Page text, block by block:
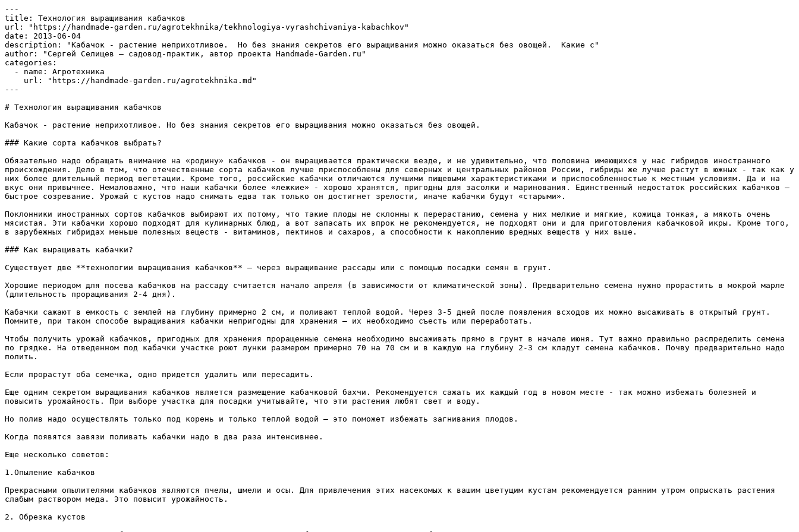
---
title: Технология выращивания кабачков
url: "https://handmade-garden.ru/agrotekhnika/tekhnologiya-vyrashchivaniya-kabachkov"
date: 2013-06-04
description: "Кабачок - растение неприхотливое.  Но без знания секретов его выращивания можно оказаться без овощей.  Какие с"
author: "Сергей Селищев — садовод-практик, автор проекта Handmade-Garden.ru"
categories:
---
# Технология выращивания кабачков
Кабачок - растение неприхотливое. Но без знания секретов его выращивания можно оказаться без овощей.
### Какие сорта кабачков выбрать?
Обязательно надо обращать внимание на «родину» кабачков - он выращивается практически везде, и не удивительно, что половина имеющихся у нас гибридов иностранного
происхождения. Дело в том, что отечественные сорта кабачков лучше приспособлены для северных и центральных районов России, гибриды же лучше растут в южных - так как у
них более длительный период вегетации. Кроме того, российские кабачки отличаются лучшими пищевыми характеристиками и приспособленностью к местным условиям. Да и на
вкус они привычнее. Немаловажно, что наши кабачки более «лежкие» - хорошо хранятся, пригодны для засолки и маринования. Единственный недостаток российских кабачков –
быстрое созревание. Урожай с кустов надо снимать едва так только он достигнет зрелости, иначе кабачки будут «старыми».
Поклонники иностранных сортов кабачков выбирают их потому, что такие плоды не склонны к перерастанию, семена у них мелкие и мягкие, кожица тонкая, а мякоть очень
мясистая. Эти кабачки хорошо подходят для кулинарных блюд, а вот запасать их впрок не рекомендуется, не подходят они и для приготовления кабачковой икры. Кроме того,
в зарубежных гибридах меньше полезных веществ - витаминов, пектинов и сахаров, а способности к накоплению вредных веществ у них выше.
### Как выращивать кабачки?
Существует две **технологии выращивания кабачков** – через выращивание рассады или с помощью посадки семян в грунт.
Хорошие периодом для посева кабачков на рассаду считается начало апреля (в зависимости от климатической зоны). Предварительно семена нужно прорастить в мокрой марле
(длительность проращивания 2-4 дня).
Кабачки сажают в емкость с землей на глубину примерно 2 см, и поливают теплой водой. Через 3-5 дней после появления всходов их можно высаживать в открытый грунт.
Помните, при таком способе выращивания кабачки непригодны для хранения – их необходимо съесть или переработать.
Чтобы получить урожай кабачков, пригодных для хранения проращенные семена необходимо высаживать прямо в грунт в начале июня. Тут важно правильно распределить семена
по грядке. На отведенном под кабачки участке роют лунки размером примерно 70 на 70 см и в каждую на глубину 2-3 см кладут семена кабачков. Почву предварительно надо
полить.
Если прорастут оба семечка, одно придется удалить или пересадить.
Еще одним секретом выращивания кабачков является размещение кабачковой бахчи. Рекомендуется сажать их каждый год в новом месте - так можно избежать болезней и
повысить урожайность. При выборе участка для посадки учитывайте, что эти растения любят свет и воду.
Но полив надо осуществлять только под корень и только теплой водой – это поможет избежать загнивания плодов.
Когда появятся завязи поливать кабачки надо в два раза интенсивнее.
Еще несколько советов:
1.Опыление кабачков
Прекрасными опылителями кабачков являются пчелы, шмели и осы. Для привлечения этих насекомых к вашим цветущим кустам рекомендуется ранним утром опрыскать растения
слабым раствором меда. Это повысит урожайность.
2. Обрезка кустов